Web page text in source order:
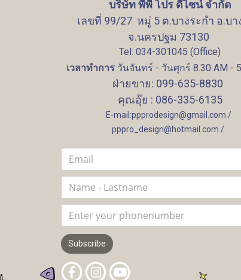
บริษัท พีพี โปร ดีไซน์ จำกัด
เลขที่ 99/27 หมู่ 5 ต.บางระกำ อ.บา
จ.นครปฐม 73130
Tel: 034-301045 (Office)
เวลาทำการวันจันทร์ - วันศุกร์ 8.30 AM -
ฝ่ายขาย: 099-635-8830
คุณอุ๊ย : 086-335-6135
E-mail:ppprodesign@gmail.com /
pppro_design@hotmail.com /
Subscribe